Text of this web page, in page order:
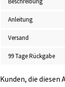
Anleitung
Versand
99 Tage Rückgabe
Kunden, die diesen